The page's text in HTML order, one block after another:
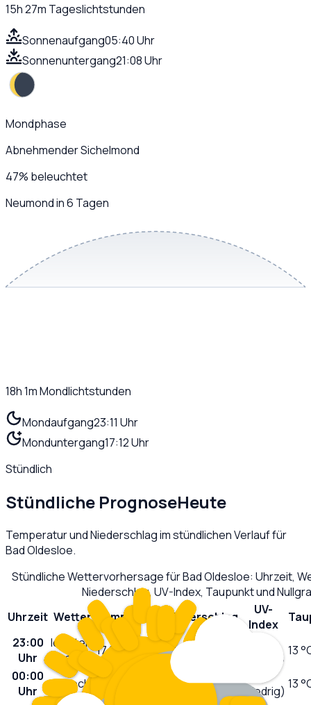
15h 27m Tageslichtstunden
Sonnenaufgang05:40 Uhr
Sonnenuntergang21:08 Uhr
Mondphase
Abnehmender Sichelmond
47% beleuchtet
Neumond in 6 Tagen
18h 1mMondlichtstunden
Mondaufgang23:11 Uhr
Monduntergang17:12 Uhr
Stündlich
Stündliche PrognoseHeute
Temperatur und Niederschlag im stündlichen Verlauf für
Bad Oldesloe.
Stündliche Wettervorhersage fürBad Oldesloe: Uhrzeit,
Niederschlag, UV-Index, Taupunkt und
Uhrzeit Wetter Temperatur Niederschlag
UV-
Index
23:00
Uhr
leichter
Regen
17°C 0,1
(niedrig) 13
00:00
Uhr
bedeckt 0,0L/m²
(niedrig) 13